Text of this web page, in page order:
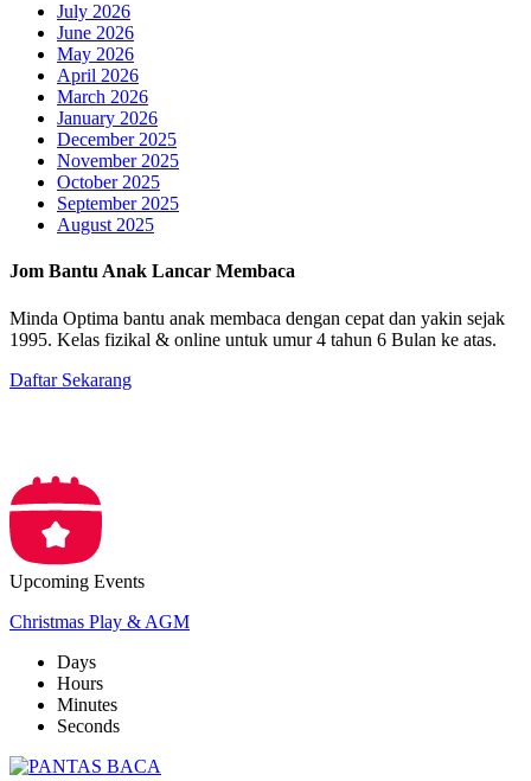
July 2026
June 2026
May 2026
April 2026
March 2026
January 2026
December 2025
November 2025
October 2025
September 2025
August 2025
Jom Bantu Anak Lancar Membaca
Minda Optima bantu anak membaca dengan cepat dan yakin sejak
1995. Kelas fizikal & online untuk umur 4 tahun 6 Bulan ke atas.
Daftar Sekarang
Upcoming Events
Christmas Play & AGM
Days
Hours
Minutes
Seconds